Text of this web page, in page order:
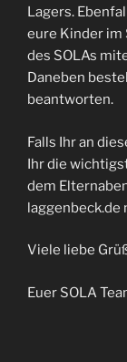
Lagers.
eure Kinder im
des SOLAs
Daneben
beantworten.
Falls Ihr an
Ihr die
dem
laggenbeck.de
Viele liebe
Euer SOLA